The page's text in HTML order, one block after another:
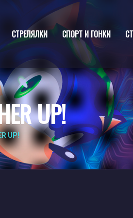
СТРЕЛЯЛКИ СПОРТ И ГОНКИ
UP!
UP!